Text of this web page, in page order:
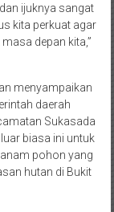
ijuknya sangat
kita perkuat agar
depan kita,”
menyampaikan
daerah
Sukasada
biasa ini untuk
pohon yang
hutan di Bukit